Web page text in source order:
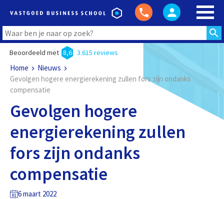
Beoordeeld met 8,6 3.615 reviews
Home
Nieuws
Gevolgen hogere energierekening zullen fors zijn ondanks
compensatie
Gevolgen hogere
energierekening zullen
fors zijn ondanks
compensatie
6 maart 2022